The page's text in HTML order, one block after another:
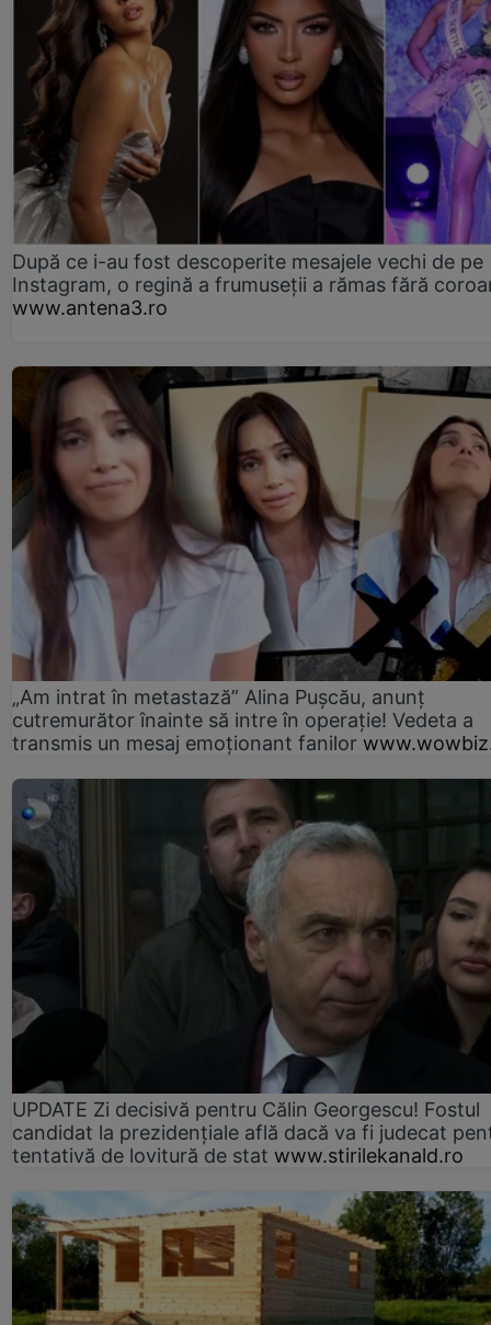
După ce i-au fost descoperite mesajele vechi de pe
Instagram, o regină a frumuseții a rămas fără
www.antena3.ro
„Am intrat în metastază” Alina Pușcău, anunț
cutremurător înainte să intre în operație! Vedeta a
transmis un mesaj emoționant fanilor
UPDATE Zi decisivă pentru Călin Georgescu! Fostul
candidat la prezidențiale află dacă va fi judecat
tentativă de lovitură de stat www.stirilekanald.ro